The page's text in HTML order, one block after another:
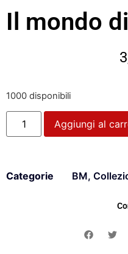
Il mondo
1000 disponibili
Aggiungi al
Categorie BM,